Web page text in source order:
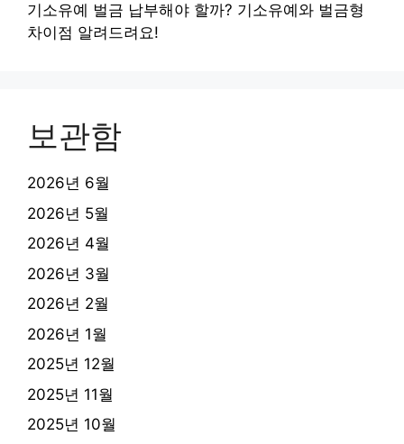
기소유예 벌금 납부해야 할까? 기소유예와 벌금형
차이점 알려드려요!
보관함
2026년 6월
2026년 5월
2026년 4월
2026년 3월
2026년 2월
2026년 1월
2025년 12월
2025년 11월
2025년 10월